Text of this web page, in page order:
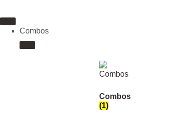
Combos
Combos
(1)